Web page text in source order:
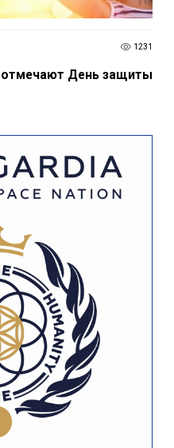
День защиты